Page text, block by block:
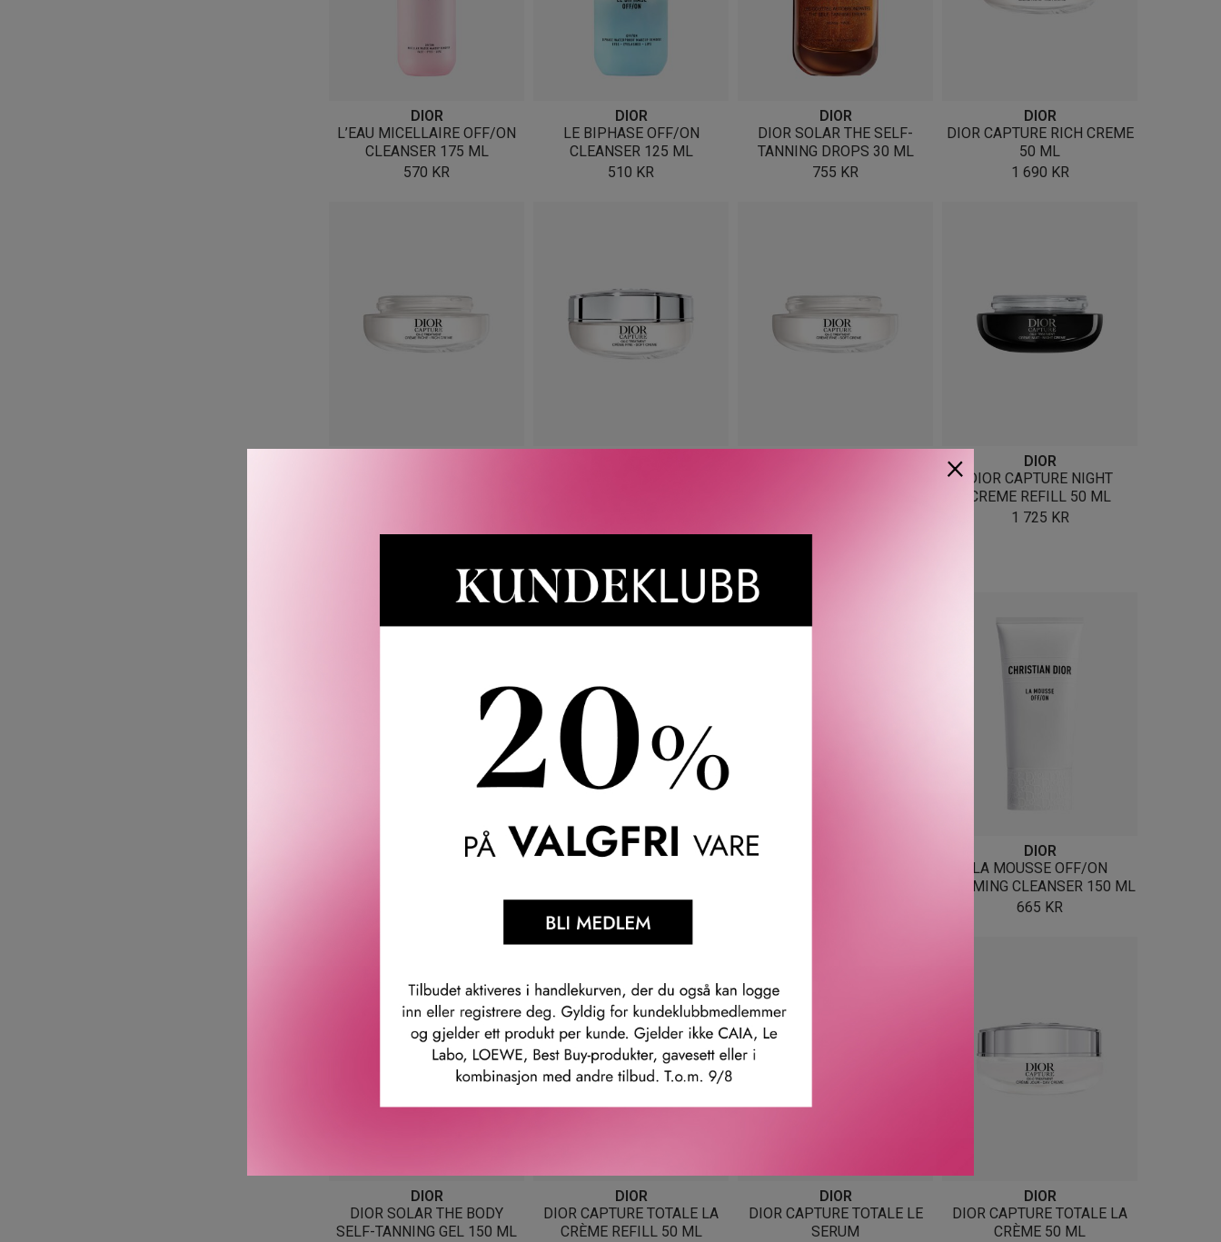
DIOR
L’EAU MICELLAIRE OFF/ON
CLEANSER 175 ML
570 KR
DIOR
LE BIPHASE OFF/ON
CLEANSER 125 ML
510 KR
DIOR
DIOR SOLAR THE SELF-
TANNING DROPS 30 ML
755 KR
DIOR
DIOR CAPTURE RICH CREME
50 ML
1 690 KR
SJEKK I BUTIKK
DIOR
DIOR CAPTURE NIGHT
CREME REFILL 50 ML
1 725 KR
DIOR
DIOR
LA MOUSSE OFF/ON
FOAMING CLEANSER 150 ML
665 KR
DIOR
DIOR SOLAR THE BODY
SELF-TANNING GEL 150 ML
DIOR
DIOR CAPTURE TOTALE LA
CRÈME REFILL 50 ML
DIOR
DIOR CAPTURE TOTALE LE
SERUM
DIOR
DIOR CAPTURE TOTALE LA
CRÈME 50 ML
×